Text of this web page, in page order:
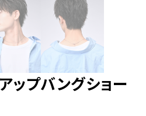
ップバングショー